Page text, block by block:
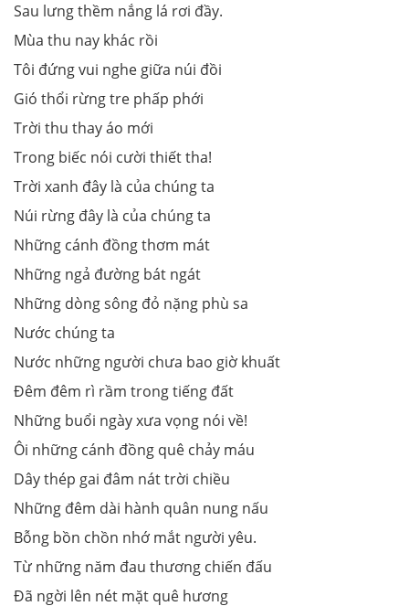
Sau lưng thềm nắng lá rơi đầy.
Mùa thu nay khác rồi
Tôi đứng vui nghe giữa núi đồi
Gió thổi rừng tre phấp phới
Trời thu thay áo mới
Trong biếc nói cười thiết tha!
Trời xanh đây là của chúng ta
Núi rừng đây là của chúng ta
Những cánh đồng thơm mát
Những ngả đường bát ngát
Những dòng sông đỏ nặng phù sa
Nước chúng ta
Nước những người chưa bao giờ khuất
Ðêm đêm rì rầm trong tiếng đất
Những buổi ngày xưa vọng nói về!
Ôi những cánh đồng quê chảy máu
Dây thép gai đâm nát trời chiều
Những đêm dài hành quân nung nấu
Bỗng bồn chồn nhớ mắt người yêu.
Từ những năm đau thương chiến đấu
Ðã ngời lên nét mặt quê hương